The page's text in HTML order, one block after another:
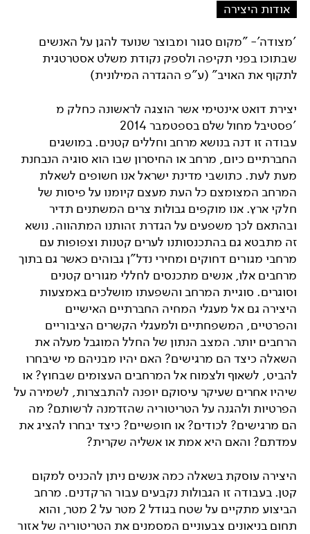
אודות היצירה
'מצודה'- "מקום סגור ומבוצר שנועד להגן על האנשים
שבתוכו בפני תקיפה ולספק נקודת משלט אסטרטגית
לתקוף את האויב" (ע"פ ההגדרה המילונית)
יצירת דואט אינטימי אשר הוצגה לראשונה כחלק מ
'פסטיבל מחול שלם בספטמבר 2014
עבודה זו דנה בנושא מרחב וחללים קטנים. במושגים
החברתיים כיום, מרחב או החיסרון שבו הוא סוגיה הנבחנת
מעת לעת. כתושבי מדינת ישראל אנו חשופים לשאלת
המרחב המצומצם כל העת מעצם קיומנו על פיסות של
חלקי ארץ. אנו מוקפים גבולות צרים המשתנים תדיר
ובהתאם לכך משפעים על הגדרת זהותנו המתהווה. נושא
זה מתבטא גם בהתכנסותנו לערים קטנות וצפופות עם
מרחבי מגורים דחוקים ומחירי נדל"ן גבוהים כאשר גם בתוך
מרחבים אלו, אנשים מתכנסים לחללי מגורים קטנים
וסוגרים. סוגיית המרחב והשפעתו מושלכים באמצעות
היצירה גם אל מעגלי המחיה החברתיים האישיים
והפרטיים, המשפחתיים ולמעגלי הקשרים הציבוריים
הרחבים יותר. המצב הנתון של החלל המוגבל מעלה את
השאלה כיצד הם מרגישים? האם יהיו מבניהם מי שיבחרו
להביט, לשאוף ולצמוח אל המרחבים העצומים שבחוץ? או
שיהיו אחרים שעיקר עיסוקם יופנה להתבצרות, לשמירה על
הפרטיות ולהגנה על הטריטוריה שהזדמנה לרשותם? מה
הם מרגישים? לכודים? או חופשיים? כיצד יבחרו להציג את
עמדתם? והאם היא אמת או אשליה שקרית?
היצירה עוסקת בשאלה כמה אנשים ניתן להכניס למקום
קטן. בעבודה זו הגבולות נקבעים עבור הרקדנים. מרחב
הביצוע מתקיים על שטח בגודל 2 מטר על 2 מטר, והוא
תחום בניאונים צבעוניים המסמנים את הטריטוריה של אזור